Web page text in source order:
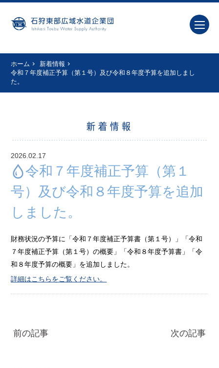
ホーム
新着情報
令和７年度補正予算（第１号）及び令和８年度予算を追加しまし
た。
新着情報
2026.02.17
令和７年度補正予算（第１
号）及び令和８年度予算を追加
しました。
財務状況の予算に「令和７年度補正予算書（第１号）」「令和
７年度補正予算（第１号）の概要」「令和８年度予算書」「令
和８年度予算の概要」を追加しました。
詳細はこちらをご覧ください。
前の記事 次の記事